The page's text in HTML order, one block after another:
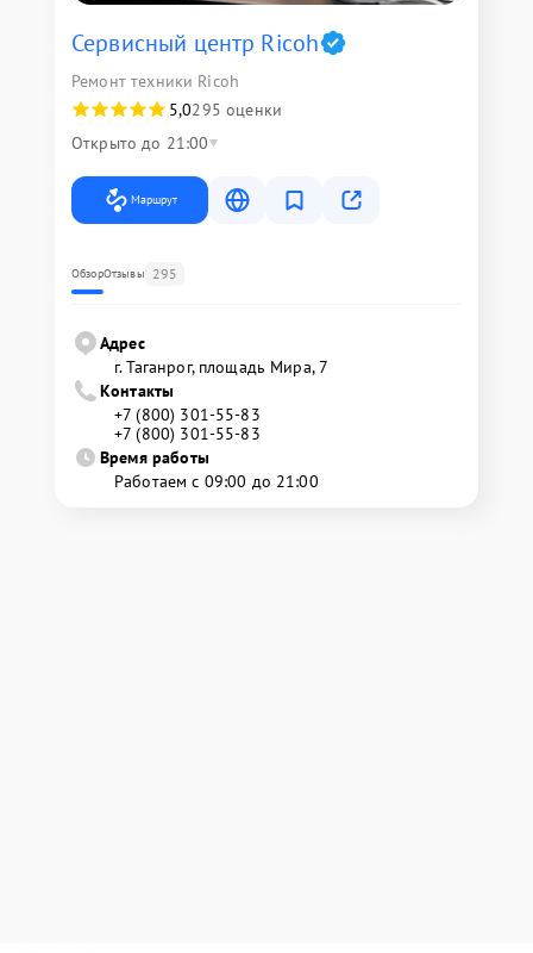
Сервисный центр Ricoh
Ремонт техники Ricoh
5,0295 оценки
Открыто до 21:00
Маршрут
ОбзорОтзывы 295
Адрес
г. Таганрог, площадь Мира, 7
Контакты
+7 (800) 301-55-83
+7 (800) 301-55-83
Время работы
Работаем с 09:00 до 21:00